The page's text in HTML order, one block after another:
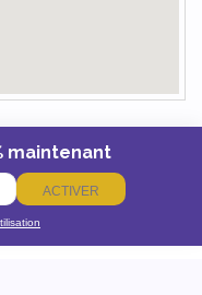
maintenant
ACTIVER